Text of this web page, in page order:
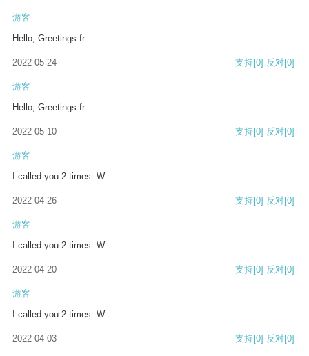
游客
Hello, Greetings fr
2022-05-24 支持[0] 反对[0]
游客
Hello, Greetings fr
2022-05-10 支持[0] 反对[0]
游客
I called you 2 times. W
2022-04-26 支持[0] 反对[0]
游客
I called you 2 times. W
2022-04-20 支持[0] 反对[0]
游客
I called you 2 times. W
2022-04-03 支持[0] 反对[0]